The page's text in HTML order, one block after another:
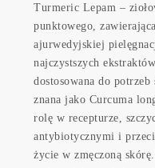
Turmeric Lepam –
punktowego,
ajurwedyjskiej
najczystszych
dostosowana do
znana jako Curcuma
rolę w recepturze,
antybiotycznymi i
życie w zmęczoną